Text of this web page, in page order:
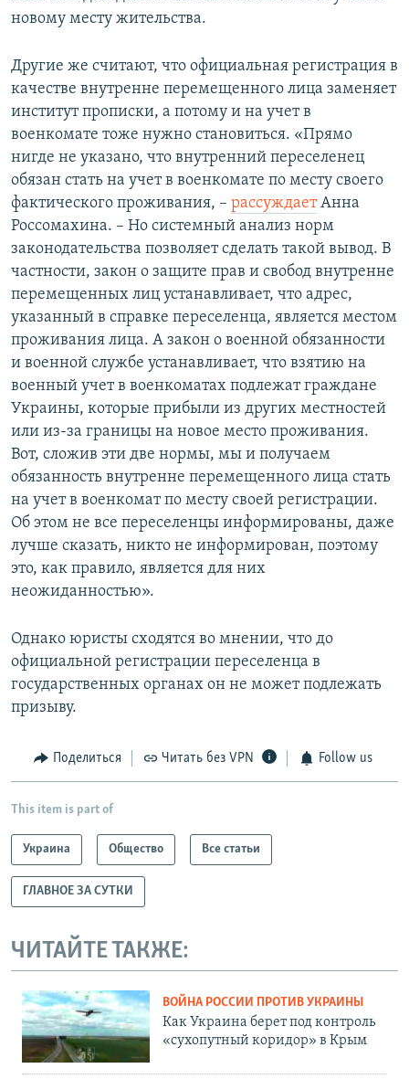
новому месту жительства.
Другие же считают, что официальная регистрация в
качестве внутренне перемещенного лица заменяет
институт прописки, а потому и на учет в
военкомате тоже нужно становиться. «Прямо
нигде не указано, что внутренний переселенец
обязан стать на учет в военкомате по месту своего
фактического проживания, – рассуждаетАнна
Россомахина. – Но системный анализ норм
законодательства позволяет сделать такой вывод. В
частности, закон о защите прав и свобод внутренне
перемещенных лиц устанавливает, что адрес,
указанный в справке переселенца, является местом
проживания лица. А закон о военной обязанности
и военной службе устанавливает, что взятию на
военный учет в военкоматах подлежат граждане
Украины, которые прибыли из других местностей
или из-за границы на новое место проживания.
Вот, сложив эти две нормы, мы и получаем
обязанность внутренне перемещенного лица стать
на учет в военкомат по месту своей регистрации.
Об этом не все переселенцы информированы, даже
лучше сказать, никто не информирован, поэтому
это, как правило, является для них
неожиданностью».
Однако юристы сходятся во мнении, что до
официальной регистрации переселенца в
государственных органах он не может подлежать
призыву.
Поделиться Читать без VPN Follow us
This item is part of
Украина Общество Все статьи
ГЛАВНОЕ ЗА СУТКИ
ЧИТАЙТЕ ТАКЖЕ:
ВОЙНА РОССИИ ПРОТИВ УКРАИНЫ
Как Украина берет под контроль
«сухопутный коридор» в Крым